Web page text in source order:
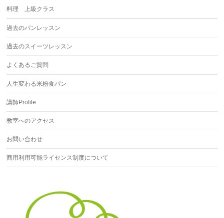
料理 上級クラス
過去のパンレッスン
過去のスイーツレッスン
よくあるご質問
人生変わる米粉食パン
講師Profile
教室へのアクセス
お問い合わせ
商用利用可能ライセンス制度について